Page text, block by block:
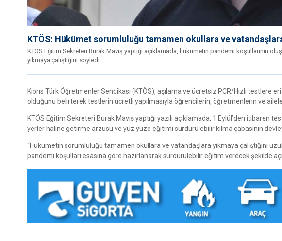
KTÖS: Hükümet sorumluluğu tamamen okullara ve
KTÖS Eğitim Sekreteri Burak Maviş yaptığı açıklamada, hükümetin pandemi koşullarının
yıkmaya çalıştığını söyledi.
Kıbrıs Türk Öğretmenler Sendikası (KTÖS), aşılama ve ücretsiz PCR/Hızlı testlere
olduğunu belirterek testlerin ücretli yapılmasıyla öğrencilerin, öğretmenlerin ve
KTÖS Eğitim Sekreteri Burak Maviş yaptığı yazılı açıklamada, 1 Eylül’den itibaren
yerler haline getirme arzusu ve yüz yüze eğitimi sürdürülebilir kılma çabasının
“Hükümetin sorumluluğu tamamen okullara ve vatandaşlara yıkmaya çalıştığını
pandemi koşulları esasına göre hazırlanarak sürdürülebilir eğitim verecek şekilde